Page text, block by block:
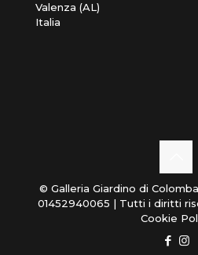
Valenza (AL)
Italia
© Galleria Giardino di
01452940065 | Tutti i diritti
Cookie